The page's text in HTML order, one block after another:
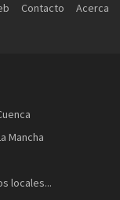
Contacto
Acerca
Mancha
locales...